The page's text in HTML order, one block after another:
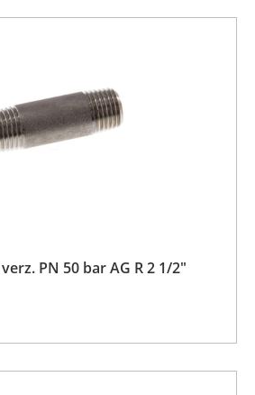
PN 50 bar AG R 2 1/2"